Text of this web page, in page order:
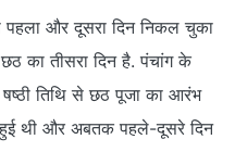
और दूसरा दिन निकल चुका
का तीसरा दिन है. पंचांग के
तिथि से छठ पूजा का आरंभ
थी और अबतक पहले-दूसरे दिन